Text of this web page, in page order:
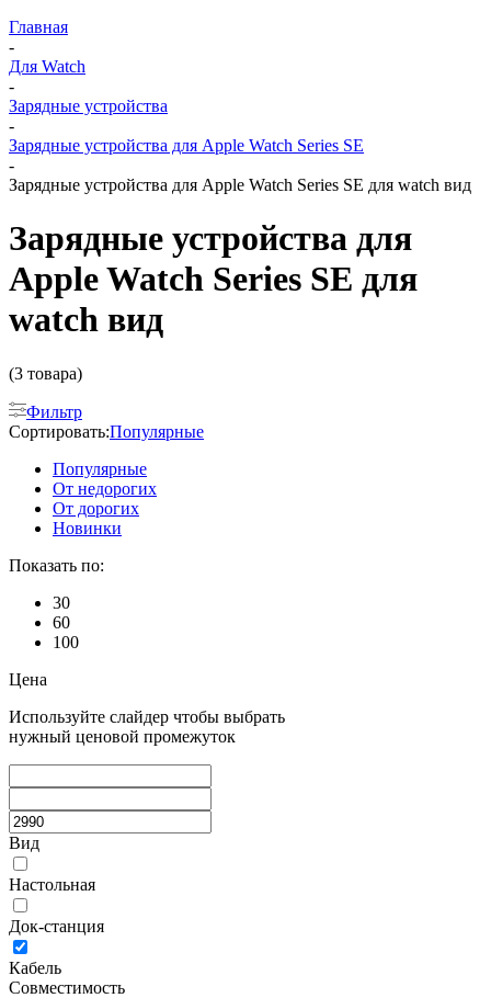
Главная
-
Для Watch
-
Зарядные устройства
-
Зарядные устройства для Apple Watch Series SE
-
Зарядные устройства для Apple Watch Series SE для watch вид
Зарядные устройства для
Apple Watch Series SE для
watch вид
(3 товара)
Фильтр
Сортировать:Популярные
Популярные
От недорогих
От дорогих
Новинки
Показать по:
30
60
100
Цена
Используйте слайдер чтобы выбрать
нужный ценовой промежуток
Вид
Настольная
Док-станция
Кабель
Совместимость